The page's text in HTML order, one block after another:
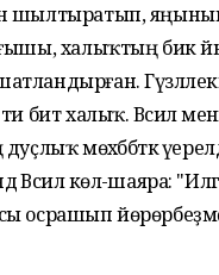
шылтыратып, яңынын
халыҡтың бик
бит халыҡ. Вәсилә
мөхәббәткә
көлә-шаяра:
осрашып